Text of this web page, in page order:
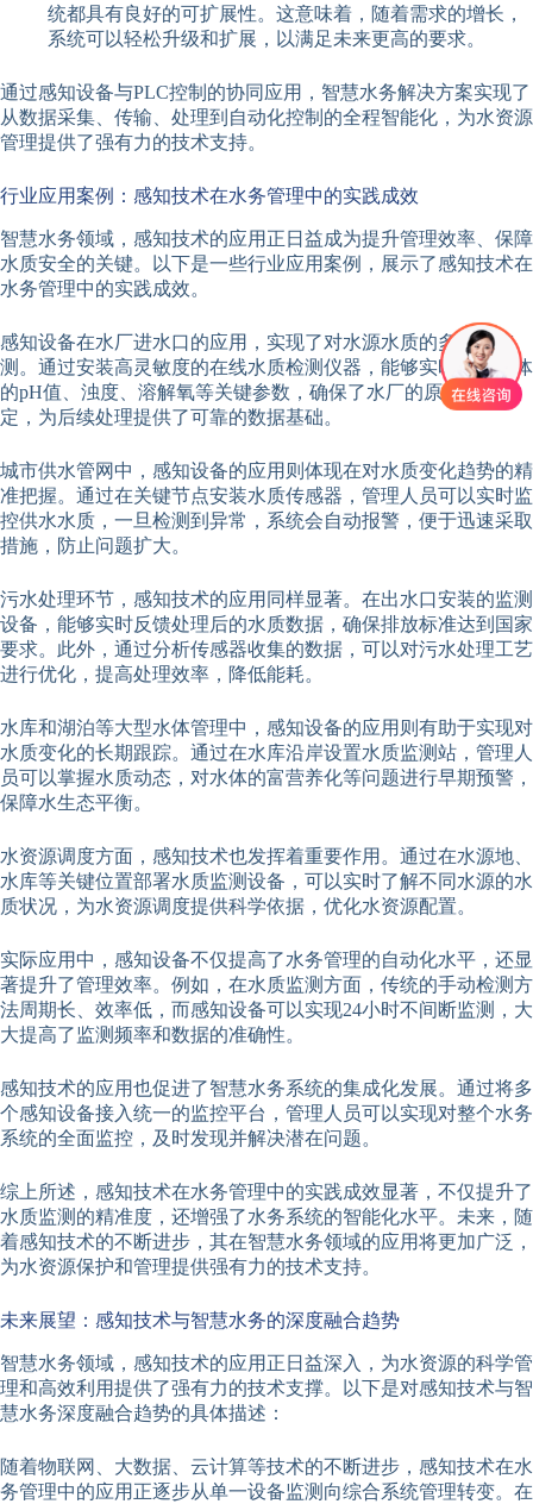
统都具有良好的可扩展性。这意味着，随着需求的增长，
系统可以轻松升级和扩展，以满足未来更高的要求。
通过感知设备与PLC控制的协同应用，智慧水务解决方案实现了
从数据采集、传输、处理到自动化控制的全程智能化，为水资源
管理提供了强有力的技术支持。
行业应用案例：感知技术在水务管理中的实践成效
智慧水务领域，感知技术的应用正日益成为提升管理效率、保障
水质安全的关键。以下是一些行业应用案例，展示了感知技术在
水务管理中的实践成效。
感知设备在水厂进水口的应用，实现了对水源水质的多维度监
测。通过安装高灵敏度的在线水质检测仪器，能够实时获取水体
的pH值、浊度、溶解氧等关键参数，确保了水厂的原水质量稳
定，为后续处理提供了可靠的数据基础。
城市供水管网中，感知设备的应用则体现在对水质变化趋势的精
准把握。通过在关键节点安装水质传感器，管理人员可以实时监
控供水水质，一旦检测到异常，系统会自动报警，便于迅速采取
措施，防止问题扩大。
污水处理环节，感知技术的应用同样显著。在出水口安装的监测
设备，能够实时反馈处理后的水质数据，确保排放标准达到国家
要求。此外，通过分析传感器收集的数据，可以对污水处理工艺
进行优化，提高处理效率，降低能耗。
水库和湖泊等大型水体管理中，感知设备的应用则有助于实现对
水质变化的长期跟踪。通过在水库沿岸设置水质监测站，管理人
员可以掌握水质动态，对水体的富营养化等问题进行早期预警，
保障水生态平衡。
水资源调度方面，感知技术也发挥着重要作用。通过在水源地、
水库等关键位置部署水质监测设备，可以实时了解不同水源的水
质状况，为水资源调度提供科学依据，优化水资源配置。
实际应用中，感知设备不仅提高了水务管理的自动化水平，还显
著提升了管理效率。例如，在水质监测方面，传统的手动检测方
法周期长、效率低，而感知设备可以实现24小时不间断监测，大
大提高了监测频率和数据的准确性。
感知技术的应用也促进了智慧水务系统的集成化发展。通过将多
个感知设备接入统一的监控平台，管理人员可以实现对整个水务
系统的全面监控，及时发现并解决潜在问题。
综上所述，感知技术在水务管理中的实践成效显著，不仅提升了
水质监测的精准度，还增强了水务系统的智能化水平。未来，随
着感知技术的不断进步，其在智慧水务领域的应用将更加广泛，
为水资源保护和管理提供强有力的技术支持。
未来展望：感知技术与智慧水务的深度融合趋势
智慧水务领域，感知技术的应用正日益深入，为水资源的科学管
理和高效利用提供了强有力的技术支撑。以下是对感知技术与智
慧水务深度融合趋势的具体描述：
随着物联网、大数据、云计算等技术的不断进步，感知技术在水
务管理中的应用正逐步从单一设备监测向综合系统管理转变。在